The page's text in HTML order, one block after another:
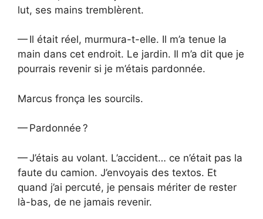
lut, ses mains tremblèrent.
— Il était réel, murmura-t-elle. Il m’a tenue la
main dans cet endroit. Le jardin. Il m’a dit que je
pourrais revenir si je m’étais pardonnée.
Marcus fronça les sourcils.
— Pardonnée ?
— J’étais au volant. L’accident… ce n’était pas la
faute du camion. J’envoyais des textos. Et
quand j’ai percuté, je pensais mériter de rester
là-bas, de ne jamais revenir.